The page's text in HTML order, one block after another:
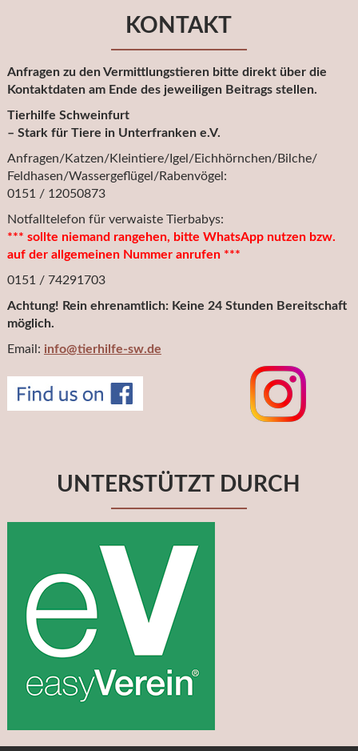
KONTAKT
Anfragen zu den Vermittlungstieren bitte direkt über die
Kontaktdaten am Ende des jeweiligen Beitrags stellen.
Tierhilfe Schweinfurt
– Stark für Tiere in Unterfranken e.V.
Anfragen/Katzen/Kleintiere/Igel/Eichhörnchen/Bilche/
Feldhasen/Wassergeflügel/Rabenvögel:
0151 / 12050873
Notfalltelefon für verwaiste Tierbabys:
*** sollte niemand rangehen, bitte WhatsApp nutzen bzw.
auf der allgemeinen Nummer anrufen ***
0151 / 74291703
Achtung! Rein ehrenamtlich: Keine 24 Stunden Bereitschaft
möglich.
Email: info@tierhilfe-sw.de
UNTERSTÜTZT DURCH